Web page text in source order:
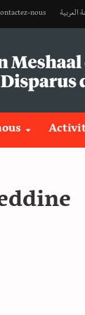
nous العربية